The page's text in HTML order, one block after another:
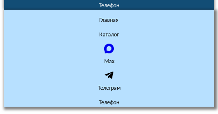
Телефон
Главная
Каталог
Max
Телеграм
Телефон